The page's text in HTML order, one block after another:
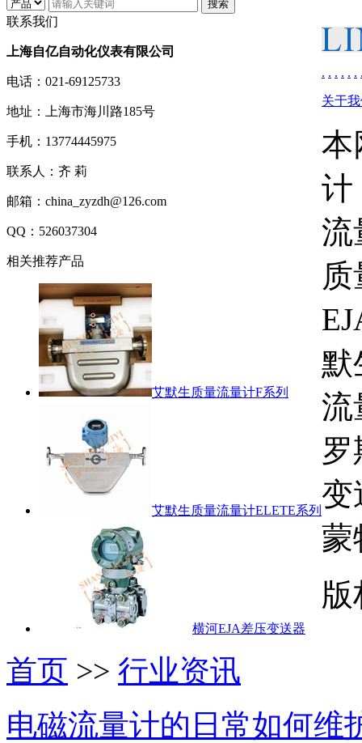
联系我们
上海自亿自动化仪表有限公司
电话： 021-69125733
地址： 上海市海川路185号
手机： 13774445975
联系人： 齐 莉
邮箱： china_zyzdh@126.com
QQ： 526037304
相关推荐产品
艾默生质量流量计F系列
艾默生质量流量计ELETE系列
横河EJA差压变送器
首页 >> 行业资讯
电磁流量计的日常如何维
. . . . . .
关于
本
计
流
默
流
变
蒙